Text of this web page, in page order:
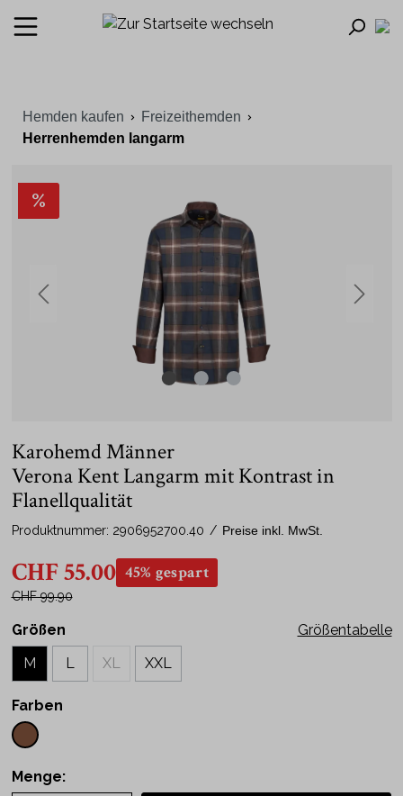
Hemden kaufen
Freizeithemden
Herrenhemden langarm
%
Karohemd Männer
Verona Kent Langarm mit Kontrast in
Flanellqualität
Produktnummer: 2906952700.40 / Preise inkl. MwSt.
CHF 55.00 45% gespart
CHF 99.90
Größentabelle
Größen
L
M XL XXL
Farben
Menge: